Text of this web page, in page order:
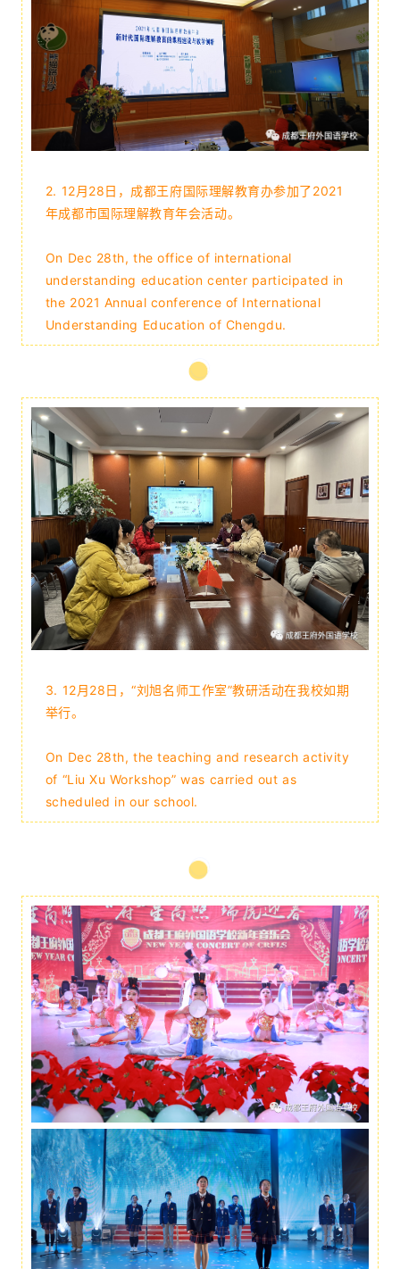
2. 12月28日，成都王府国际理解教育办参加了2021
年成都市国际理解教育年会活动。
On Dec 28th, the office of international
understanding education center participated in
the 2021 Annual conference of International
Understanding Education of Chengdu.
3. 12月28日，“刘旭名师工作室”教研活动在我校如期
举行。
On Dec 28th, the teaching and research activity
of “Liu Xu Workshop” was carried out as
scheduled in our school.